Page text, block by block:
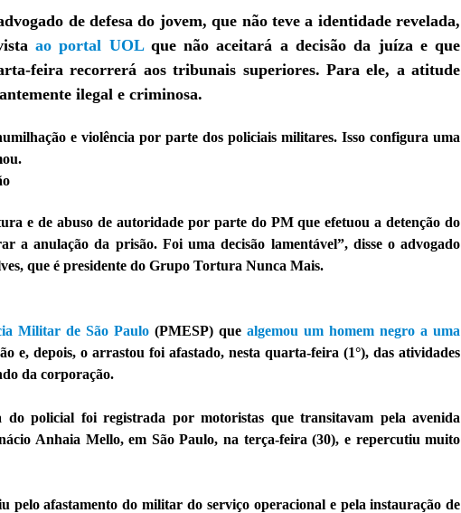
de defesa do jovem, que não teve a identidade revelada,
ao portal UOLque não aceitará a decisão da juíza e que
feira recorrerá aos tribunais superiores. Para ele, a atitude
ilegal e criminosa.
e violência por parte dos policiais militares. Isso configura uma
e de abuso de autoridade por parte do PM que efetuou a detenção do
a anulação da prisão. Foi uma decisão lamentável”, disse o advogado
que é presidente do Grupo Tortura Nunca Mais.
Militar de São Paulo (PMESP) quealgemou um homem negro a uma
e, depois, o arrastou foi afastado, nesta quarta-feira (1°), das atividades
da corporação.
policial foi registrada por motoristas que transitavam pela avenida
Anhaia Mello, em São Paulo, na terça-feira (30), e repercutiu muito
pelo afastamento do militar do serviço operacional e pela instauração de